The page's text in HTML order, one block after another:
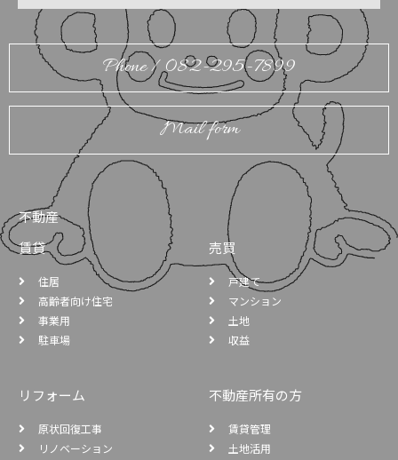
Phone / 082-295-7899
Mail form
不動産
賃貸
住居
高齢者向け住宅
事業用
駐車場
売買
戸建て
マンション
土地
収益
リフォーム
原状回復工事
リノベーション
不動産所有の方
賃貸管理
土地活用